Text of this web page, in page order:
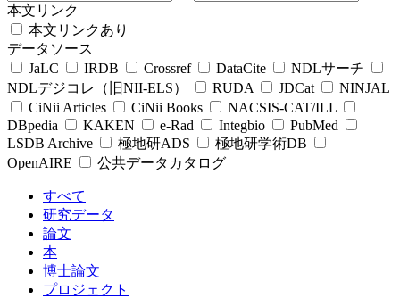
本文リンク
本文リンクあり
データソース
JaLC
IRDB Crossref DataCite
NDLサーチ
NDLデジコレ（旧NII-ELS）
RUDA JDCat
NINJAL
CiNii Articles
CiNii Books
NACSIS-CAT/ILL
DBpedia
KAKEN e-Rad Integbio
PubMed
LSDB Archive
極地研ADS
極地研学術DB
OpenAIRE
公共データカタログ
すべて
研究データ
論文
本
博士論文
プロジェクト